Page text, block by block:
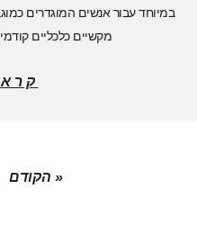
במיוחד עבור אנשים המוגדרים
מקשיים כלכליים
« הקודם